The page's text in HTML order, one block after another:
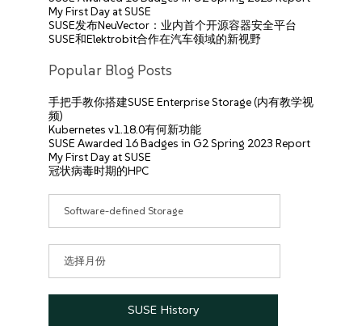
My First Day at SUSE
SUSE发布NeuVector：业内首个开源容器安全平台
SUSE和Elektrobit合作在汽车领域的新视野
Popular Blog Posts
手把手教你搭建SUSE Enterprise Storage (内有教学视
频)
Kubernetes v1.18.0有何新功能
SUSE Awarded 16 Badges in G2 Spring 2023 Report
My First Day at SUSE
冠状病毒时期的HPC
目
录
归
档
SUSE History